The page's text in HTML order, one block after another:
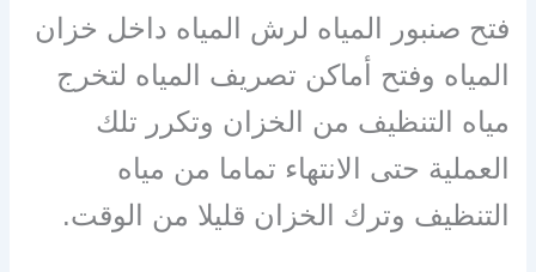
فتح صنبور المياه لرش المياه داخل خزان
المياه وفتح أماكن تصريف المياه لتخرج
مياه التنظيف من الخزان وتكرر تلك
العملية حتى الانتهاء تماما من مياه
التنظيف وترك الخزان قليلا من الوقت.